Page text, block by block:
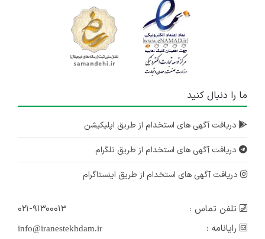
ما را دنبال کنید
دریافت آگهی های استخدام از طریق اپلیکیشن
دریافت آگهی های استخدام از طریق تلگرام
دریافت آگهی های استخدام از طریق اینستاگرام
تلفن تماس :
۰۲۱-۹۱۳۰۰۰۱۳
رایانامه :
info@iranestekhdam.ir